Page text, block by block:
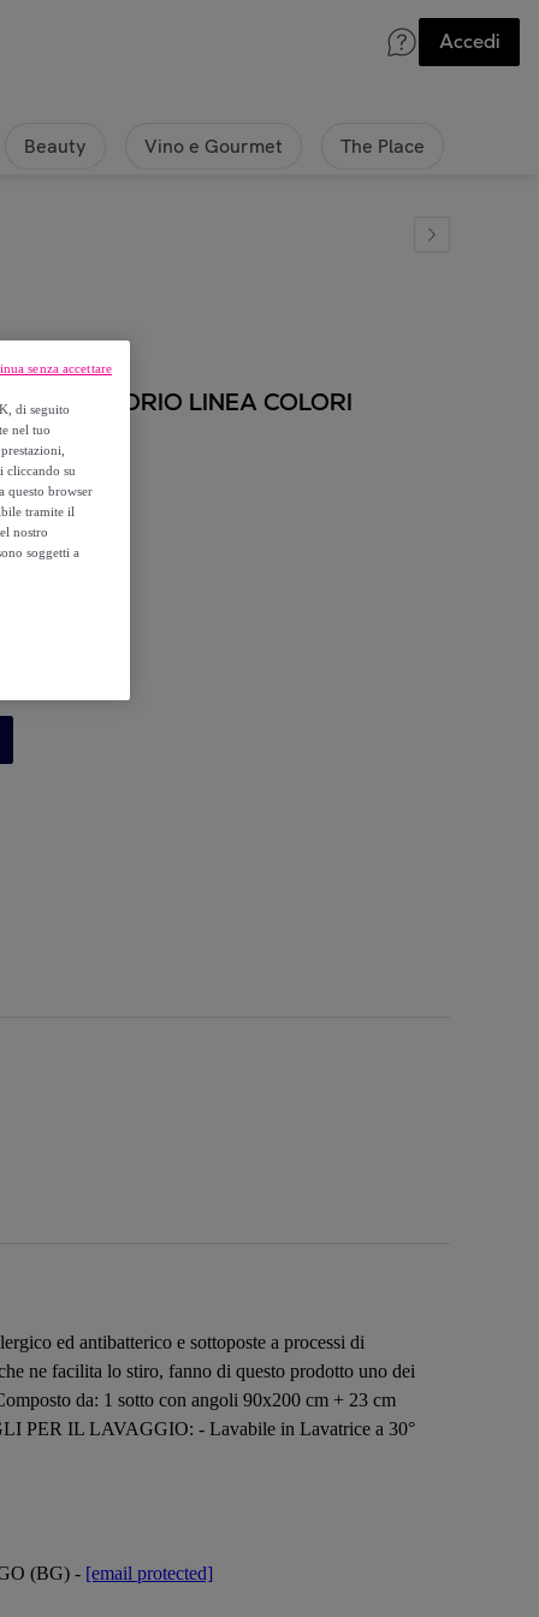
Accedi
Beauty Vino e Gourmet The Place
AVORIO LINEA COLORI
ed antibatterico e sottoposte a processi di
ne facilita lo stiro, fanno di questo prodotto uno dei
da: 1 sotto con angoli 90x200 cm + 23 cm
PER IL LAVAGGIO: - Lavabile in Lavatrice a 30°
(BG) - [email protected]
di seguito
nel tuo
cliccando su
questo browser
tramite il
nostro
soggetti a
senza accettare